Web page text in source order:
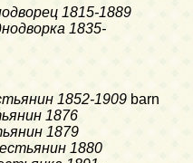
1815-1889
1835-
1852-1909 barn
1876
1879
1880